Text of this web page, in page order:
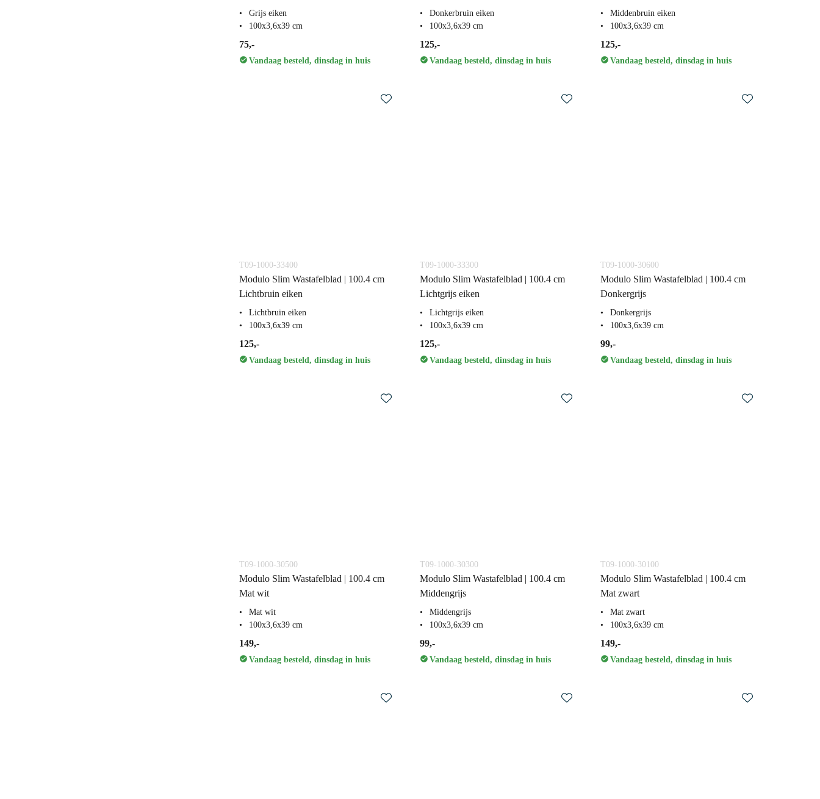
Grijs eiken
100x3,6x39 cm
75,-
Vandaag besteld, dinsdag in huis
Donkerbruin eiken
100x3,6x39 cm
125,-
Vandaag besteld, dinsdag in huis
Middenbruin eiken
100x3,6x39 cm
125,-
Vandaag besteld, dinsdag in huis
T09-1000-33400
Modulo Slim Wastafelblad | 100.4 cm
Lichtbruin eiken
Lichtbruin eiken
100x3,6x39 cm
125,-
Vandaag besteld, dinsdag in huis
T09-1000-33300
Modulo Slim Wastafelblad | 100.4 cm
Lichtgrijs eiken
Lichtgrijs eiken
100x3,6x39 cm
125,-
Vandaag besteld, dinsdag in huis
T09-1000-30600
Modulo Slim Wastafelblad | 100.4 cm
Donkergrijs
Donkergrijs
100x3,6x39 cm
99,-
Vandaag besteld, dinsdag in huis
T09-1000-30500
Modulo Slim Wastafelblad | 100.4 cm
Mat wit
Mat wit
100x3,6x39 cm
149,-
Vandaag besteld, dinsdag in huis
T09-1000-30300
Modulo Slim Wastafelblad | 100.4 cm
Middengrijs
Middengrijs
100x3,6x39 cm
99,-
Vandaag besteld, dinsdag in huis
T09-1000-30100
Modulo Slim Wastafelblad | 100.4 cm
Mat zwart
Mat zwart
100x3,6x39 cm
149,-
Vandaag besteld, dinsdag in huis